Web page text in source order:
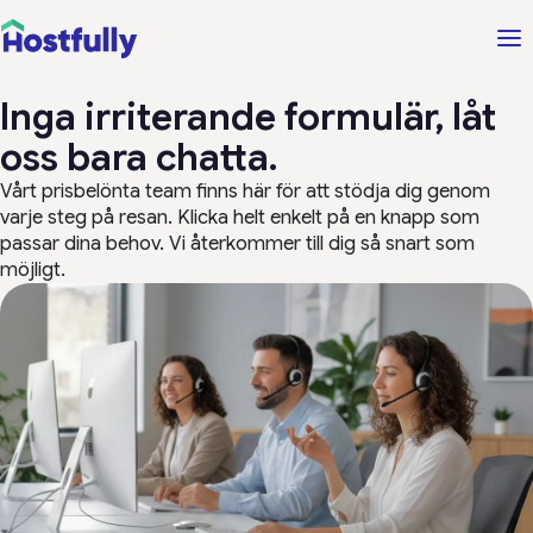
Inga irriterande formulär, låt
oss bara chatta.
Vårt prisbelönta team finns här för att stödja dig genom
varje steg på resan. Klicka helt enkelt på en knapp som
passar dina behov. Vi återkommer till dig så snart som
möjligt.